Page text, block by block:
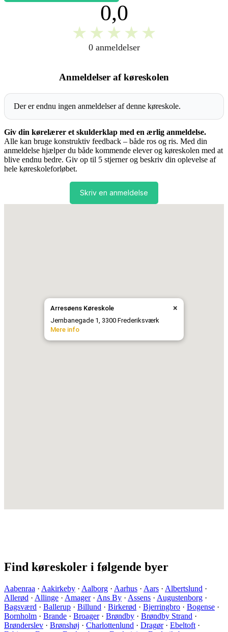
0,0
★ ★ ★ ★ ★
0 anmeldelser
Anmeldelser af køreskolen
Der er endnu ingen anmeldelser af denne køreskole.
Giv din kørelærer et skulderklap med en ærlig anmeldelse.
Alle kan bruge konstruktiv feedback – både ros og ris. Med din
anmeldelse hjælper du både kommende elever og køreskolen med at
blive endnu bedre. Giv op til 5 stjerner og beskriv din oplevelse af
hele køreskoleforløbet.
Skriv en anmeldelse
×
Arresøens Køreskole
Jernbanegade 1, 3300 Frederiksværk
Mere info
Find køreskoler i følgende byer
Aabenraa · Aakirkeby · Aalborg · Aarhus · Aars · Albertslund ·
Allerød · Allinge · Amager· Ans By · Assens · Augustenborg ·
Bagsværd · Ballerup · Billund · Birkerød · Bjerringbro · Bogense ·
Bornholm · Brande · Broager· Brøndby · Brøndby Strand ·
Brønderslev · Brønshøj · Charlottenlund · Dragør· Ebeltoft ·